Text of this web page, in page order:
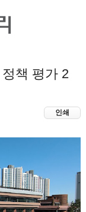
책 평가 2
인쇄